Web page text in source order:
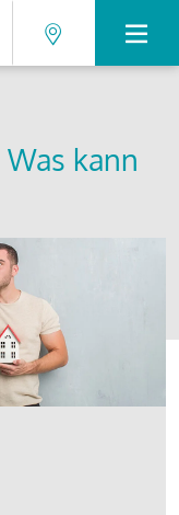
Was kann